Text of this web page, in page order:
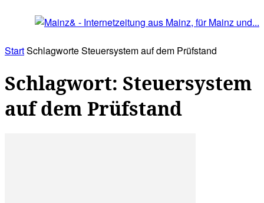
StartSchlagworteSteuersystem auf dem Prüfstand
Schlagwort: Steuersystem
auf dem Prüfstand